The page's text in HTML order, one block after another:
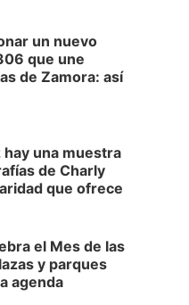
un nuevo
que une
de Zamora: así
hay una muestra
de Charly
que ofrece
el Mes de las
y parques
agenda